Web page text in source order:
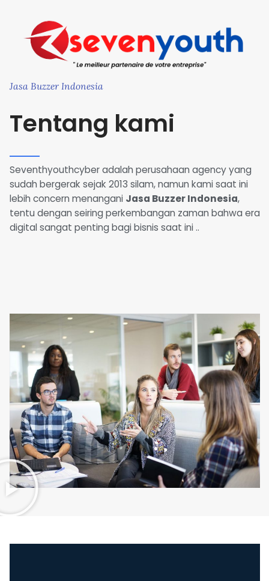
Jasa Buzzer Indonesia
Tentang kami
Seventhyouthcyber adalah perusahaan agency yang
sudah bergerak sejak 2013 silam, namun kami saat ini
lebih concern menangani Jasa Buzzer Indonesia,
tentu dengan seiring perkembangan zaman bahwa era
digital sangat penting bagi bisnis saat ini ..